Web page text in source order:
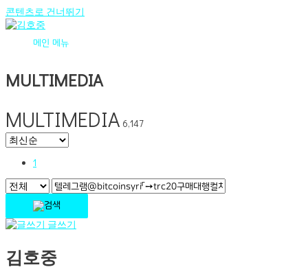
콘텐츠로 건너뛰기
메인 메뉴
MULTIMEDIA
MULTIMEDIA 6,147
1
글쓰기
김호중